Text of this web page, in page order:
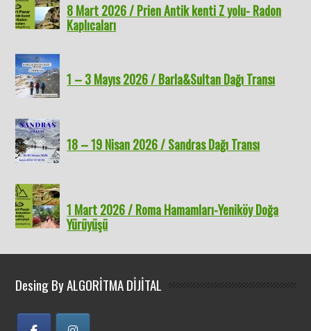
8 Mart 2026 / Prien Antik kenti Z yolu- Radon
Kaplıcaları
1 – 3 Mayıs 2026 / Barla&Sultan Dağı Transı
18 – 19 Nisan 2026 / Sandras Dağı Transı
1 Mart 2026 / Roma Hamamları-Yeniköy Doğa
Yürüyüşü
Desing By ALGORİTMA DİJİTAL